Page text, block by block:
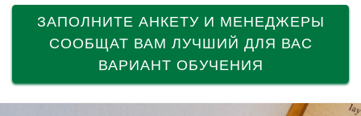
ЗАПОЛНИТЕ АНКЕТУ И МЕНЕДЖЕРЫ
СООБЩАТ ВАМ ЛУЧШИЙ ДЛЯ ВАС
ВАРИАНТ ОБУЧЕНИЯ